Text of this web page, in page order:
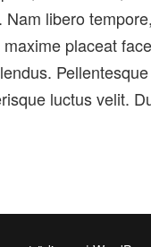
Nam libero
placeat
luctus velit.